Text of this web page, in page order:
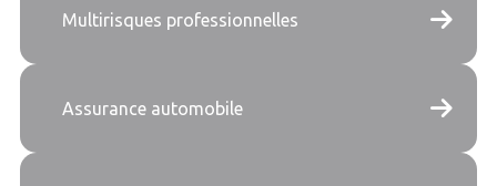
Multirisques professionnelles
Assurance automobile